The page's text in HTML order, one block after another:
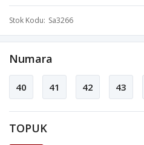
Stok Kodu Sa3266
Numara
40 41 42 43
TOPUK